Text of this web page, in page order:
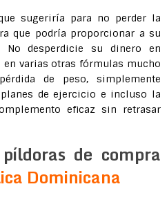
sugeriría para no perder la
que podría proporcionar a su
No desperdicie su dinero en
varias otras fórmulas mucho
de peso, simplemente
de ejercicio e incluso la
eficaz sin retrasar
de compra
Dominicana